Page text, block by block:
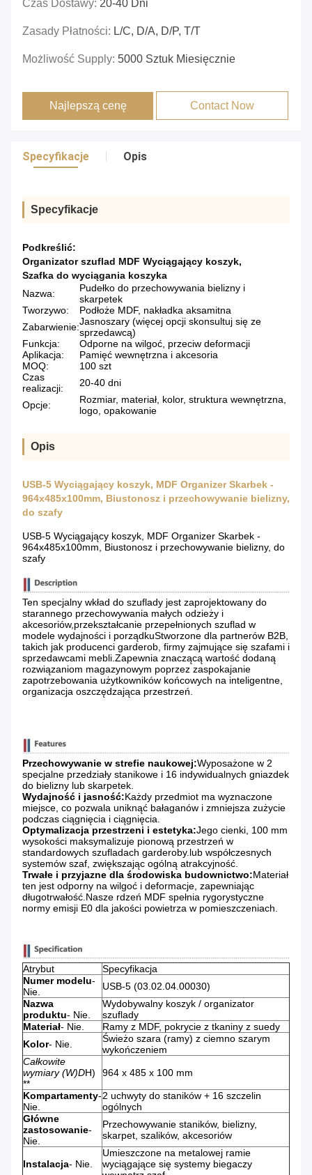
Czas Dostawy: 20-40 Dni
Zasady Płatności: L/C, D/A, D/P, T/T
Możliwość Supply: 5000 Sztuk Miesięcznie
Najlepszą cenę Contact Now
Specyfikacje Opis
Specyfikacje
Podkreślić:
Organizator szuflad MDF Wyciągający koszyk,
Szafka do wyciągania koszyka
Nazwa:
Pudełko do przechowywania bielizny i
skarpetek
Tworzywo:
Podłoże MDF, nakładka aksamitna
Zabarwienie:Jasnoszary (więcej opcji skonsultuj się ze
sprzedawcą)
Funkcja:
Odporne na wilgoć, przeciw deformacji
Aplikacja:
Pamięć wewnętrzna i akcesoria
MOQ:
100 szt
Czas
realizacji:
20-40 dni
Opcje:
Rozmiar, materiał, kolor, struktura wewnętrzna,
logo, opakowanie
Opis
USB-5 Wyciągający koszyk, MDF Organizer Skarbek -
964x485x100mm, Biustonosz i przechowywanie bielizny,
do szafy
USB-5 Wyciągający koszyk, MDF Organizer Skarbek -
964x485x100mm, Biustonosz i przechowywanie bielizny, do
szafy
Ten specjalny wkład do szuflady jest zaprojektowany do
starannego przechowywania małych odzieży i
akcesoriów,przekształcanie przepełnionych szuflad w
modele wydajności i porządkuStworzone dla partnerów B2B,
takich jak producenci garderob, firmy zajmujące się szafami i
sprzedawcami mebli.Zapewnia znaczącą wartość dodaną
rozwiązaniom magazynowym poprzez zaspokajanie
zapotrzebowania użytkowników końcowych na inteligentne,
organizacja oszczędzająca przestrzeń.
Przechowywanie w strefie naukowej:Wyposażone w 2
specjalne przedziały stanikowe i 16 indywidualnych gniazdek
do bielizny lub skarpetek.
Wydajność i jasność:Każdy przedmiot ma wyznaczone
miejsce, co pozwala uniknąć bałaganów i zmniejsza zużycie
podczas ciągnięcia i ciągnięcia.
Optymalizacja przestrzeni i estetyka:Jego cienki, 100 mm
wysokości maksymalizuje pionową przestrzeń w
standardowych szufladach garderoby.lub współczesnych
systemów szaf, zwiększając ogólną atrakcyjność.
Trwałe i przyjazne dla środowiska budownictwo:Materiał
ten jest odporny na wilgoć i deformacje, zapewniając
długotrwałość.Nasze rdzeń MDF spełnia rygorystyczne
normy emisji E0 dla jakości powietrza w pomieszczeniach.
Atrybut
Specyfikacja
Numer modelu-
Nie.
USB-5 (03.02.04.00030)
Nazwa
produktu- Nie.
Wydobywalny koszyk / organizator
szuflady
Materiał- Nie.
Ramy z MDF, pokrycie z tkaniny z suedy
Kolor- Nie.
Świeżo szara (ramy) z ciemno szarym
wykończeniem
Całkowite
wymiary (W)DH)
**
964 x 485 x 100 mm
Kompartamenty-
Nie.
2 uchwyty do staników + 16 szczelin
ogólnych
Główne
zastosowanie-
Nie.
Przechowywanie staników, bielizny,
skarpet, szalików, akcesoriów
Instalacja- Nie.
Umieszczone na metalowej ramie
wyciągające się systemy biegaczy